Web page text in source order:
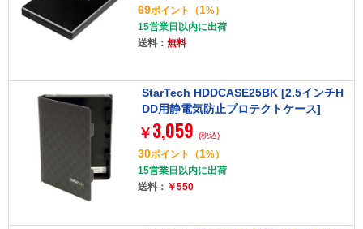
69ポイント （1%）
15営業日以内に出荷
送料： 無料
StarTech HDDCASE25BK [2.5インチH
DD用静電気防止プロテクトケース]
￥ 3,059 (税込)
30ポイント （1%）
15営業日以内に出荷
送料： ￥550